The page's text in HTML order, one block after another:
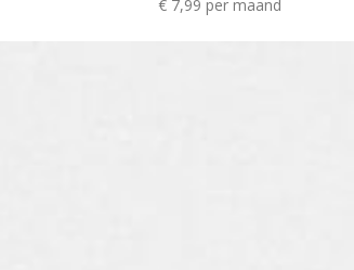
€ 7,99 per maand